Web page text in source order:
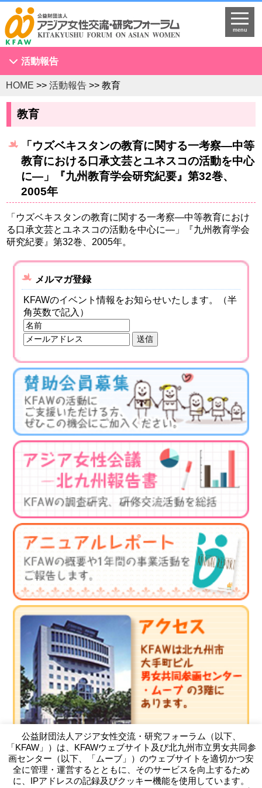
menu
活動報告
アジア女性会議
NGOセミナー
KFAWアジア研究者ネットワーク開催セミナー
国際理解促進事業
スタディツアー
国連
調査・研究
プログラム開発
国際研修
環境
教育
国際交流
ジェンダー
人権
平和構築
その他
HOME >> 活動報告 >> 教育
教育
「ウズベキスタンの教育に関する一考察―中等
教育における口承文芸とユネスコの活動を中心
に―」『九州教育学会研究紀要』第32巻、
2005年
「ウズベキスタンの教育に関する一考察―中等教育におけ
る口承文芸とユネスコの活動を中心に―」『九州教育学会
研究紀要』第32巻、2005年。
メルマガ登録
KFAWのイベント情報をお知らせいたします。（半
角英数で記入）
公益財団法人アジア女性交流・研究フォーラム（以下、
「KFAW」）は、KFAWウェブサイト及び北九州市立男女共同参
画センター（以下、「ムーブ」）のウェブサイトを適切かつ安
全に管理・運営するとともに、そのサービスを向上するため
に、IPアドレスの記録及びクッキー機能を使用しています。